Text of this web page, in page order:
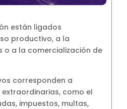
están ligados
productivo, a la
o a la comercialización de
corresponden a
como el
impuestos, multas,